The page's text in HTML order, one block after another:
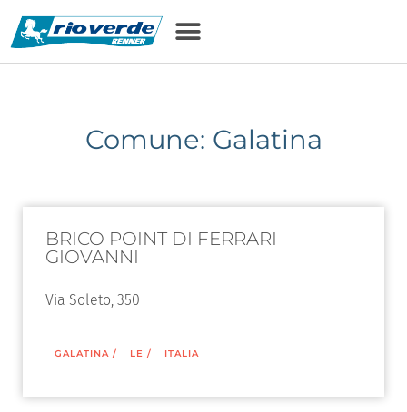
Comune: Galatina
BRICO POINT DI FERRARI
GIOVANNI
Via Soleto, 350
GALATINA / LE / ITALIA